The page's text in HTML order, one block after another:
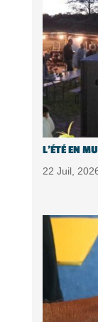
L’ÉTÉ EN
22 Juil,